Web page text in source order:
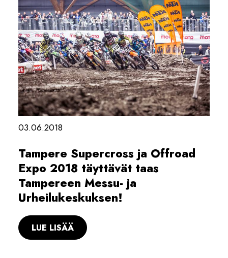
03.06.2018
Tampere Supercross ja Offroad
Expo 2018 täyttävät taas
Tampereen Messu- ja
Urheilukeskuksen!
LUE LISÄÄ